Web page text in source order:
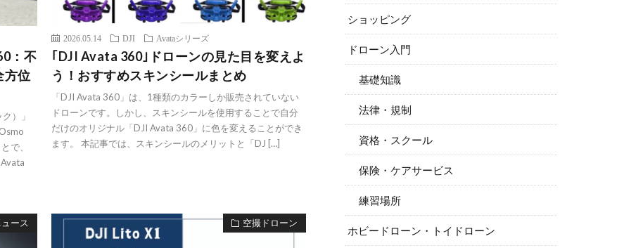
：不
方位
）」
で、
2026.05.14 DJI Avataシリーズ
｢DJI Avata 360｣ドローンの見た目を変えよ
う！おすすめスキンシールまとめ
「DJI Avata 360」は、1種類のカラーしか販売されていない
ドローンです。しかし、スキンシールを使用することで自分
だけのオリジナル「DJI Avata 360」に色を変えることができ
ます。 本記事では、スキンシールのメリットと「DJ […]
ース 空撮ドローン
ショッピング
ドローン入門
基礎知識
法律・規制
資格・スクール
保険・ケアサービス
練習場所
ホビードローン・トイドローン